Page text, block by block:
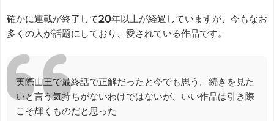
確かに連載が終了して20年以上が経過していますが、今もなお
多くの人が話題にしており、愛されている作品です。
実際山王で最終話で正解だったと今でも思う。続きを見た
いと言う気持ちがないわけではないが、いい作品は引き際
こそ輝くものだと思った